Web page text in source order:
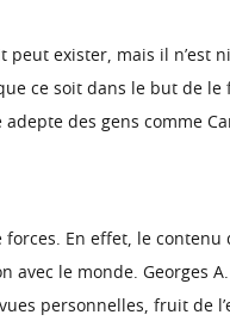
peut exister, mais il
ce soit dans le but de
des gens comme
En effet, le
le monde. Georges
personnelles, fruit de